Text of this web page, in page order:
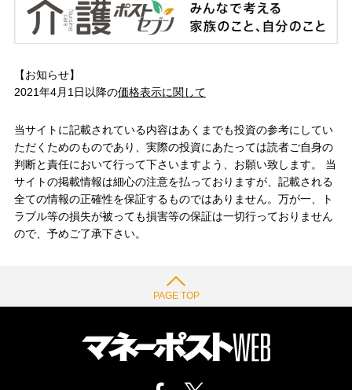
【お知らせ】
2021年4月1日以降の価格表示に関して
当サイトに記載されている内容はあくまでも投資の参考にしてい
ただくためのものであり、実際の投資にあたっては読者ご自身の
判断と責任において行って下さいますよう、お願い致します。 当
サイトの掲載情報は細心の注意を払っておりますが、記載される
全ての情報の正確性を保証するものではありません。万が一、ト
ラブル等の損失が被っても損害等の保証は一切行っておりません
ので、予めご了承下さい。
PAGE TOP